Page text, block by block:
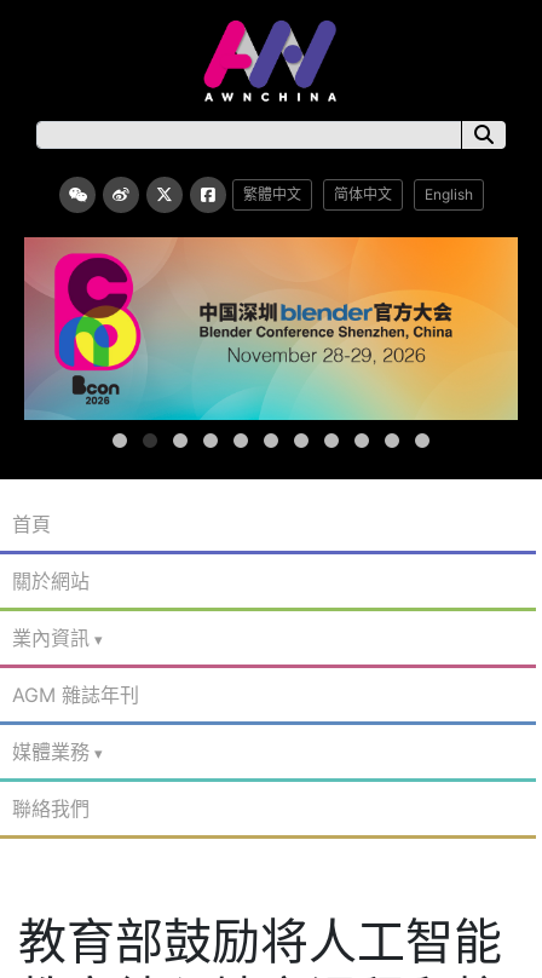
繁體中文 简体中文 English
首頁
關於網站
業內資訊
AGM 雜誌年刊
媒體業務
聯絡我們
教育部鼓励将人工智能